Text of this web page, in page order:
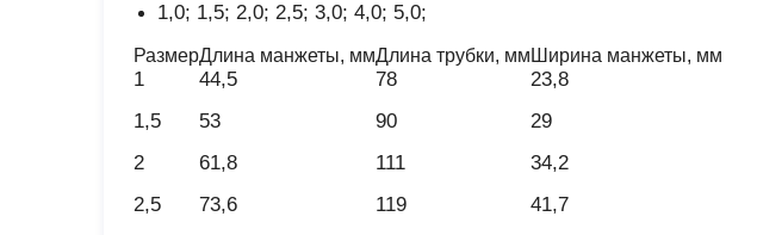
1,0; 1,5; 2,0; 2,5; 3,0; 4,0; 5,0;
РазмерДлина манжеты, ммДлина трубки, мм Ширина манжеты, мм
1
1,5
44,5
53
78
90
23,8
29
2
2,5
61,8
73,6
111
119
34,2
41,7